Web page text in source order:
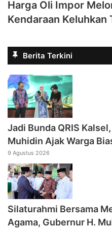
Harga Oli Impor
Kendaraan Keluhkan
Berita Terkini
Jadi Bunda QRIS
Muhidin Ajak Warga
9 Agustus 2026
Silaturahmi Bersama
Agama, Gubernur H.